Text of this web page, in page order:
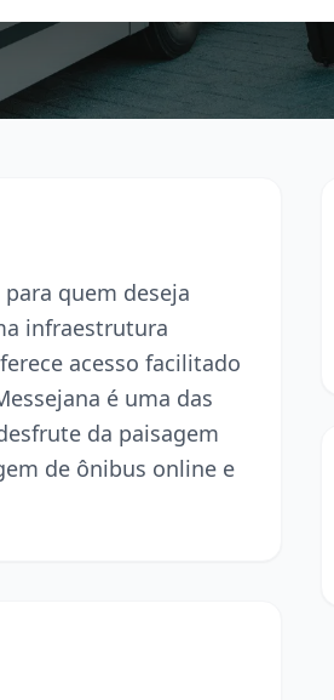
quem deseja
infraestrutura
acesso facilitado
é uma das
da paisagem
de ônibus online e